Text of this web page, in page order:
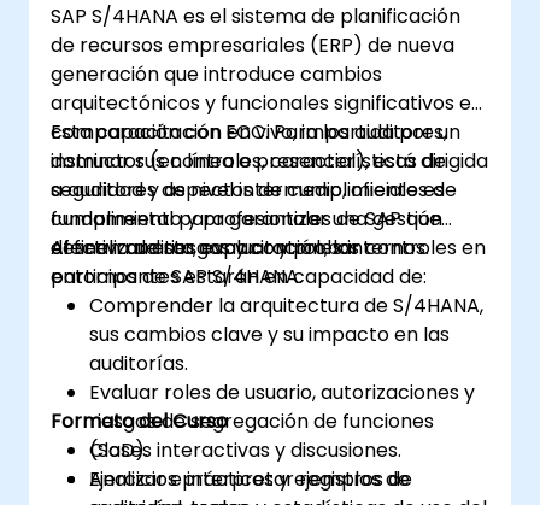
SAP S/4HANA es el sistema de planificación
de recursos empresariales (ERP) de nueva
generación que introduce cambios
arquitectónicos y funcionales significativos en
comparación con ECC. Para los auditores,
dominar sus controles, características de
seguridad y aspectos de cumplimiento es
fundamental para garantizar una gestión
efectiva de riesgos y controles internos.
Esta capacitación en vivo, impartida por un
instructor (en línea o presencial), está dirigida
a auditores de nivel intermedio, oficiales de
cumplimiento y profesionales de SAP que
deseen auditar, evaluar y probar controles en
entornos de SAP S/4HANA.
Al finalizar esta capacitación, los
participantes estarán en capacidad de:
Comprender la arquitectura de S/4HANA,
sus cambios clave y su impacto en las
auditorías.
Evaluar roles de usuario, autorizaciones y
riesgos de segregación de funciones
(SoD).
Analizar e interpretar registros de
Formato del Curso
Clases interactivas y discusiones.
Ejercicios prácticos y ejemplos de